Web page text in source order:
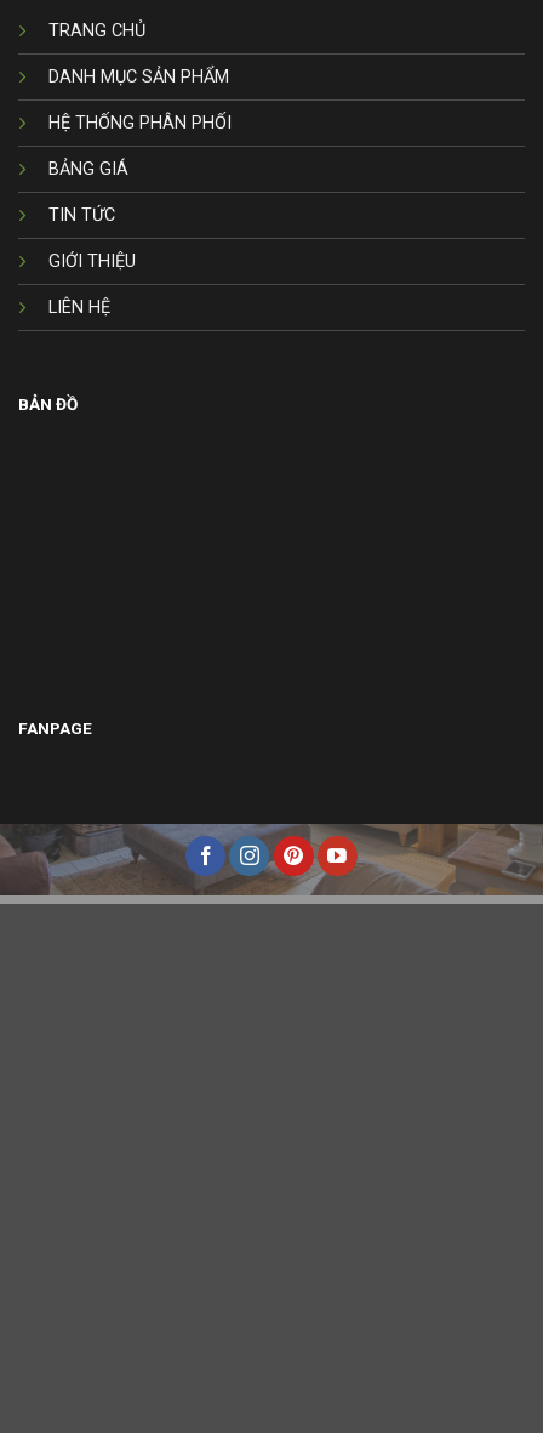
TRANG CHỦ
DANH MỤC SẢN PHẨM
HỆ THỐNG PHÂN PHỐI
BẢNG GIÁ
TIN TỨC
GIỚI THIỆU
LIÊN HỆ
BẢN ĐỒ
FANPAGE